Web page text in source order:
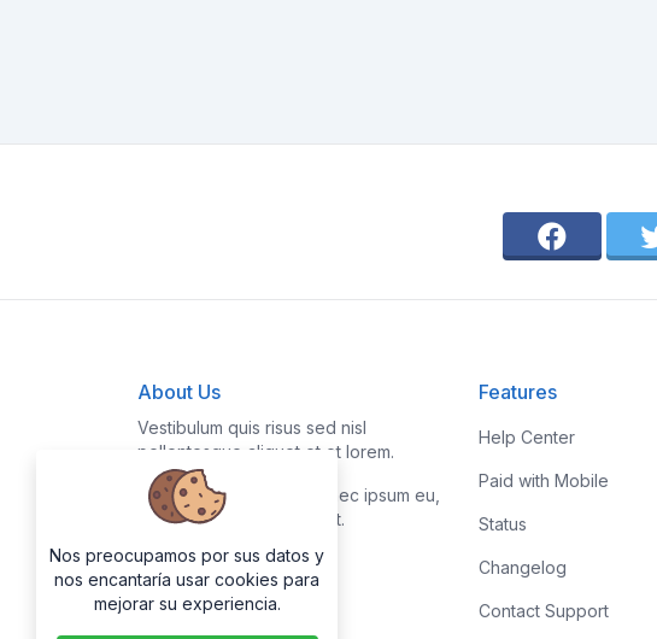
About Us
Vestibulum quis risus sed nisl
pellentesque aliquet et et lorem.
Fusce nibh nisl, gravida nec ipsum eu,
feugiat condimentum velit.
Features
Help Center
Paid with Mobile
Status
Changelog
Contact Support
Nos preocupamos por sus datos y
nos encantaría usar cookies para
mejorar su experiencia.